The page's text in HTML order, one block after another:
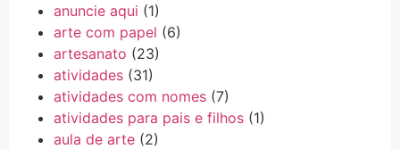
anuncie aqui (1)
arte com papel (6)
artesanato (23)
atividades (31)
atividades com nomes (7)
atividades para pais e filhos (1)
aula de arte (2)